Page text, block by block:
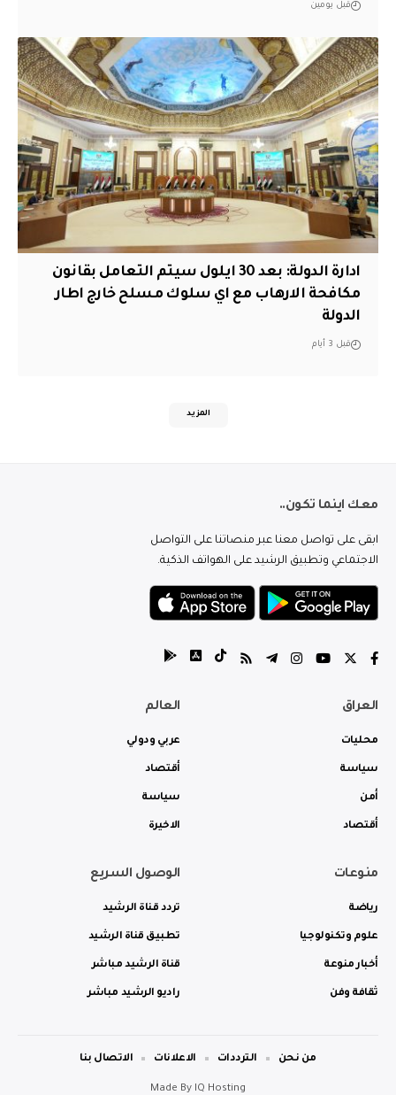
قبل يومين
ادارة الدولة: بعد 30 ايلول سيتم التعامل بقانون
مكافحة الارهاب مع اي سلوك مسلح خارج اطار
الدولة
قبل 3 أيام
المزيد
معك اينما تكون..
ابقى على تواصل معنا عبر منصاتنا على التواصل
الاجتماعي وتطبيق الرشيد على الهواتف الذكية.
العراق
محليات
سياسة
أمن
أقتصاد
العالم
عربي ودولي
أقتصاد
سياسة
الاخيرة
منوعات
رياضة
علوم وتكنولوجيا
أخبار منوعة
ثقافة وفن
الوصول السريع
تردد قناة الرشيد
تطبيق قناة الرشيد
قناة الرشيد مباشر
راديو الرشيد مباشر
Made By IQ Hosting
من نحن الترددات الاعلانات الاتصال بنا